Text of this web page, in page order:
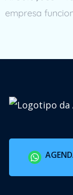
empresa